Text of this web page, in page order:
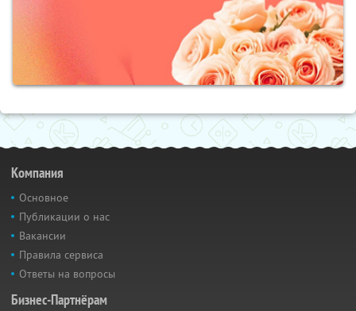
Компания
Основное
Публикации о нас
Вакансии
Правила сервиса
Ответы на вопросы
Бизнес-Партнёрам